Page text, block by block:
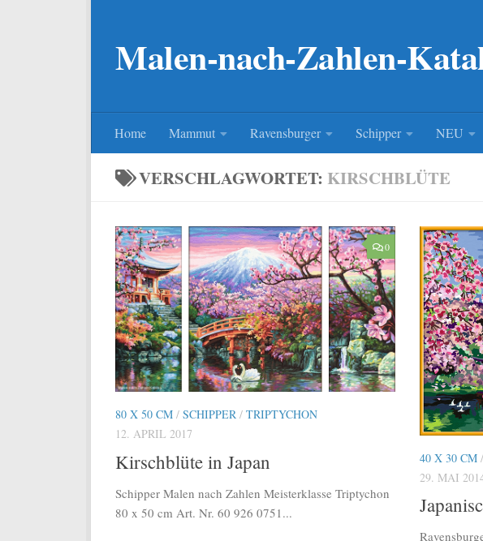
Malen-nach-Zahlen-
Home Mammut Ravensburger Schipper NEU
VERSCHLAGWORTET: KIRSCHBLÜTE
0
80 X 50 CM / SCHIPPER / TRIPTYCHON
12. APRIL 2017
Kirschblüte in Japan
Schipper Malen nach Zahlen Meisterklasse Triptychon
80 x 50 cm Art. Nr. 60 926 0751...
40 X 30 CM /
29. MAI